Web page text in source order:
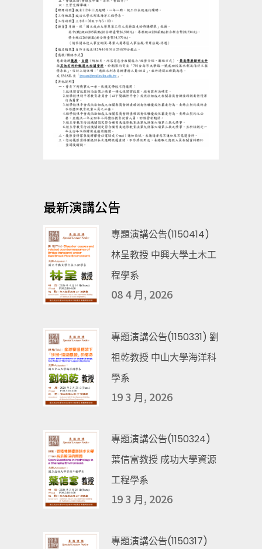
最新演講公告
專題演講公告(1150414)
林呈教授 中興大學土木工
程學系
08 4 月, 2026
專題演講公告(1150331) 劉
祖乾教授 中山大學海洋科
學系
19 3 月, 2026
專題演講公告(1150324)
葉信富教授 成功大學資源
工程學系
19 3 月, 2026
專題演講公告(1150317)